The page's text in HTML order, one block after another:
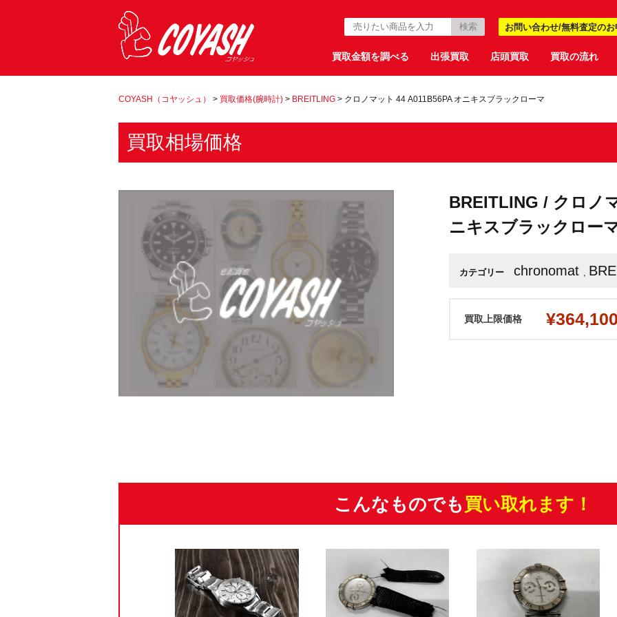
お問い合わせ/無料査定の
買取金額を調べる 出張買取 店頭買取 買取の流れ
COYASH（コヤッシュ） > 買取価格(腕時計) > BREITLING > クロノマット 44 A011B56PA オニキスブラックローマ
買取相場価格
BREITLING / クロノ
ニキスブラックロー
カテゴリー chronomat ,
買取上限価格
こんなものでも 買い取れます！